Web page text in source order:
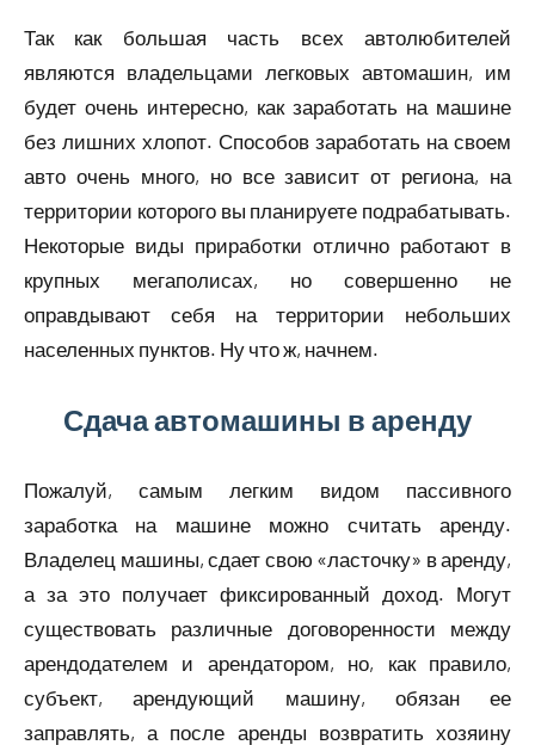
Так как большая часть всех автолюбителей
являются владельцами легковых автомашин, им
будет очень интересно, как заработать на машине
без лишних хлопот. Способов заработать на своем
авто очень много, но все зависит от региона, на
территории которого вы планируете подрабатывать.
Некоторые виды приработки отлично работают в
крупных мегаполисах, но совершенно не
оправдывают себя на территории небольших
населенных пунктов. Ну что ж, начнем.
Сдача автомашины в аренду
Пожалуй, самым легким видом пассивного
заработка на машине можно считать аренду.
Владелец машины, сдает свою «ласточку» в аренду,
а за это получает фиксированный доход. Могут
существовать различные договоренности между
арендодателем и арендатором, но, как правило,
субъект, арендующий машину, обязан ее
заправлять, а после аренды возвратить хозяину